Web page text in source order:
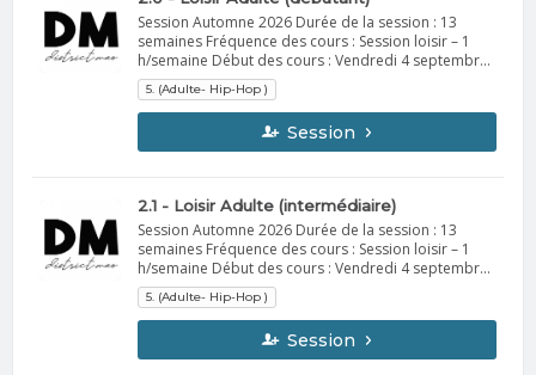
DM
Session Automne 2026 Durée de la session : 13
semaines Fréquence des cours : Session loisir – 1
h/semaine Début des cours : Vendredi 4 septembre
Vous recevrez, la semaine précédant le début de la
session, un courriel contenant toutes les
informations importantes. À apporter :
Vêtements confortables de sport idéalement
Espadrilles d'intérieur Bouteille d'eau Spectacle de
Informations supplémentaires à venir en octobre.
DM
5. (Adulte- Hip-Hop )
Session
2.1 - Loisir Adulte (intermédiaire)
Session Automne 2026 Durée de la session : 13
semaines Fréquence des cours : Session loisir – 1
h/semaine Début des cours : Vendredi 4 septembre
Vous recevrez, la semaine précédant le début de la
session, un courriel contenant toutes les
informations importantes. À apporter : Vêtements
confortables de sport idéalement Espadrilles
d'intérieur Bouteille d'eau Spectacle de fin de
5. (Adulte- Hip-Hop )
Session